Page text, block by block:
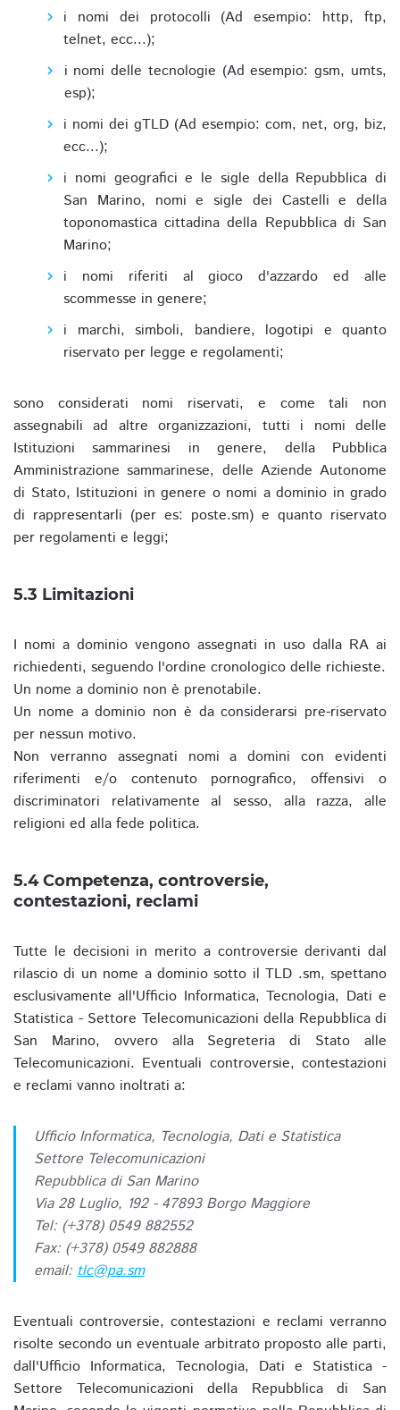
i nomi dei protocolli (Ad esempio: http, ftp,
telnet, ecc...);
i nomi delle tecnologie (Ad esempio: gsm, umts,
esp);
i nomi dei gTLD (Ad esempio: com, net, org, biz,
ecc...);
i nomi geografici e le sigle della Repubblica di
San Marino, nomi e sigle dei Castelli e della
toponomastica cittadina della Repubblica di San
Marino;
i nomi riferiti al gioco d'azzardo ed alle
scommesse in genere;
i marchi, simboli, bandiere, logotipi e quanto
riservato per legge e regolamenti;
sono considerati nomi riservati, e come tali non
assegnabili ad altre organizzazioni, tutti i nomi delle
Istituzioni sammarinesi in genere, della Pubblica
Amministrazione sammarinese, delle Aziende Autonome
di Stato, Istituzioni in genere o nomi a dominio in grado
di rappresentarli (per es: poste.sm) e quanto riservato
per regolamenti e leggi;
5.3 Limitazioni
I nomi a dominio vengono assegnati in uso dalla RA ai
richiedenti, seguendo l'ordine cronologico delle richieste.
Un nome a dominio non è prenotabile.
Un nome a dominio non è da considerarsi pre-riservato
per nessun motivo.
Non verranno assegnati nomi a domini con evidenti
riferimenti e/o contenuto pornografico, offensivi o
discriminatori relativamente al sesso, alla razza, alle
religioni ed alla fede politica.
5.4 Competenza, controversie,
contestazioni, reclami
Tutte le decisioni in merito a controversie derivanti dal
rilascio di un nome a dominio sotto il TLD .sm, spettano
esclusivamente all'Ufficio Informatica, Tecnologia, Dati e
Statistica - Settore Telecomunicazioni della Repubblica di
San Marino, ovvero alla Segreteria di Stato alle
Telecomunicazioni. Eventuali controversie, contestazioni
e reclami vanno inoltrati a:
Ufficio Informatica, Tecnologia, Dati e Statistica
Settore Telecomunicazioni
Repubblica di San Marino
Via 28 Luglio, 192 - 47893 Borgo Maggiore
Tel: (+378) 0549 882552
Fax: (+378) 0549 882888
email: tlc@pa.sm
Eventuali controversie, contestazioni e reclami verranno
risolte secondo un eventuale arbitrato proposto alle parti,
dall'Ufficio Informatica, Tecnologia, Dati e Statistica -
Settore Telecomunicazioni della Repubblica di San